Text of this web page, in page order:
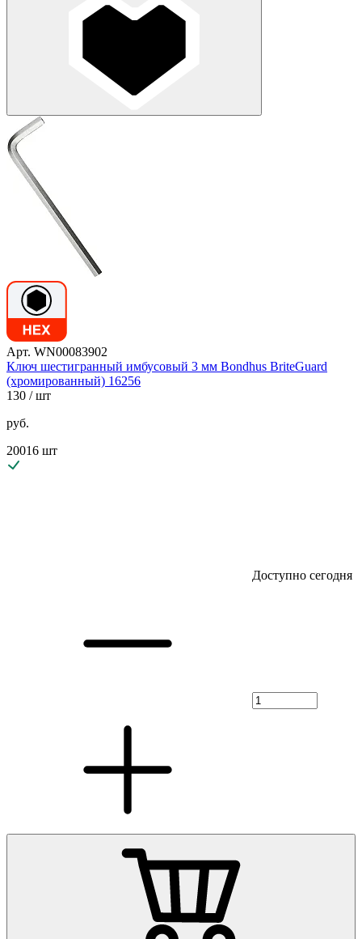
Арт. WN00083902
Ключ шестигранный имбусовый 3 мм Bondhus BriteGuard
(хромированный) 16256
130 / шт
руб.
20016 шт
Доступно сегодня